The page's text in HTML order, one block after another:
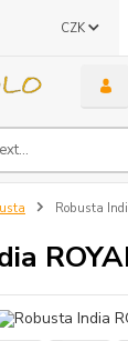
CZK
Robusta